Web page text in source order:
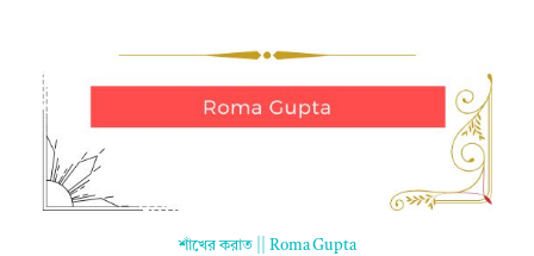
শাঁখের করাত || Roma Gupta